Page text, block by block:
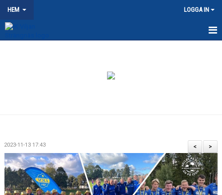
HEM LOGGA IN
DOKUMENT
VÅRA LAG/TRÄNARE
>
<
2023-11-13 17:43